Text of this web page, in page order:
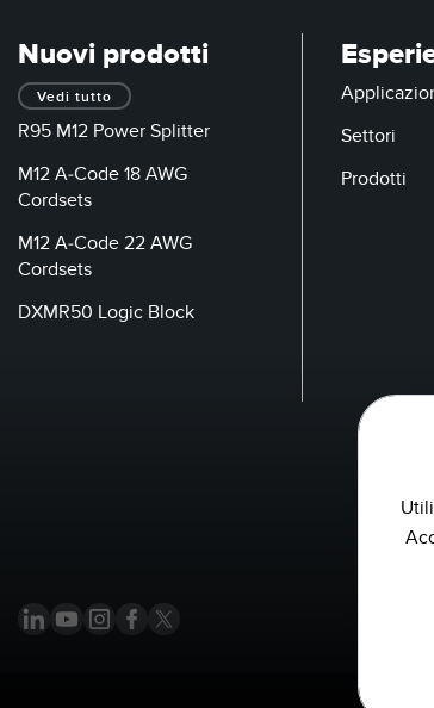
Nuovi prodotti
Vedi tutto
R95 M12 Power Splitter
M12 A-Code 18 AWG
Cordsets
M12 A-Code 22 AWG
Cordsets
DXMR50 Logic Block
Settori
Prodotti